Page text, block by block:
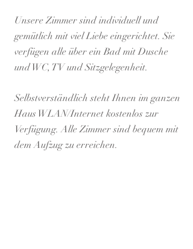
Unsere Zimmer sind individuell und
gemütlich mit viel Liebe eingerichtet. Sie
verfügen alle über ein Bad mit Dusche
und WC, TV und Sitzgelegenheit.
Selbstverständlich steht Ihnen im ganzen
Haus WLAN/Internet kostenlos zur
Verfügung. Alle Zimmer sind bequem mit
dem Aufzug zu erreichen.